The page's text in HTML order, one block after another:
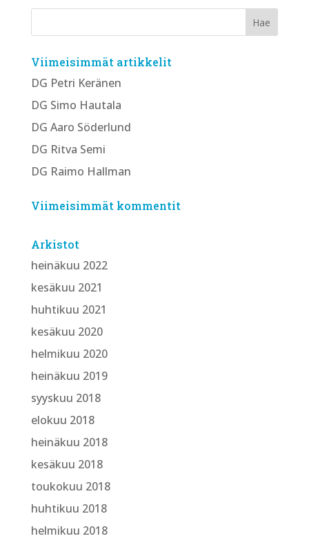
Viimeisimmät artikkelit
DG Petri Keränen
DG Simo Hautala
DG Aaro Söderlund
DG Ritva Semi
DG Raimo Hallman
Viimeisimmät kommentit
Arkistot
heinäkuu 2022
kesäkuu 2021
huhtikuu 2021
kesäkuu 2020
helmikuu 2020
heinäkuu 2019
syyskuu 2018
elokuu 2018
heinäkuu 2018
kesäkuu 2018
toukokuu 2018
huhtikuu 2018
helmikuu 2018